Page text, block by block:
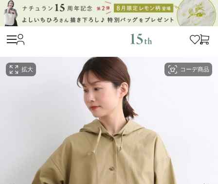
コーデ商品
拡大